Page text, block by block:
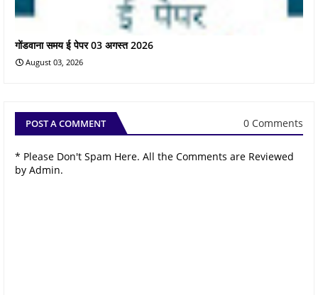
गोंडवाना समय ई पेपर 03 अगस्त 2026
August 03, 2026
POST A COMMENT 0 Comments
* Please Don't Spam Here. All the Comments are Reviewed
by Admin.